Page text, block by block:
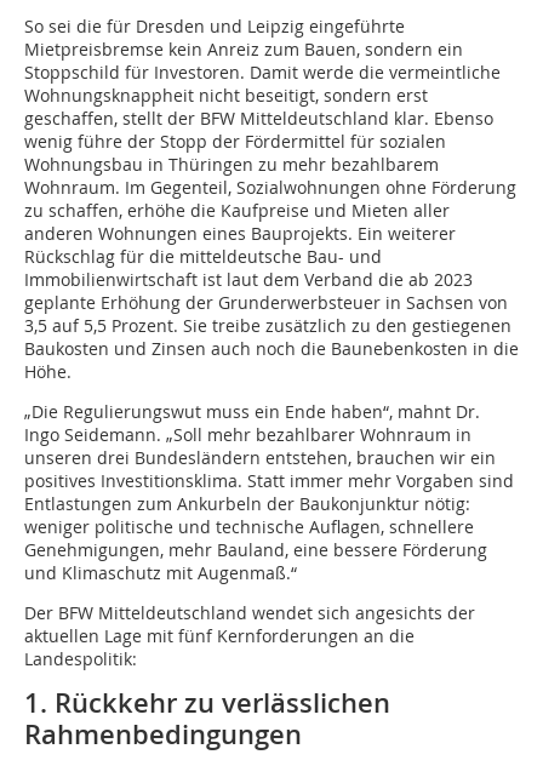
So sei die für Dresden und Leipzig eingeführte
Mietpreisbremse kein Anreiz zum Bauen, sondern ein
Stoppschild für Investoren. Damit werde die vermeintliche
Wohnungsknappheit nicht beseitigt, sondern erst
geschaffen, stellt der BFW Mitteldeutschland klar. Ebenso
wenig führe der Stopp der Fördermittel für sozialen
Wohnungsbau in Thüringen zu mehr bezahlbarem
Wohnraum. Im Gegenteil, Sozialwohnungen ohne Förderung
zu schaffen, erhöhe die Kaufpreise und Mieten aller
anderen Wohnungen eines Bauprojekts. Ein weiterer
Rückschlag für die mitteldeutsche Bau- und
Immobilienwirtschaft ist laut dem Verband die ab 2023
geplante Erhöhung der Grunderwerbsteuer in Sachsen von
3,5 auf 5,5 Prozent. Sie treibe zusätzlich zu den gestiegenen
Baukosten und Zinsen auch noch die Baunebenkosten in die
Höhe.
„Die Regulierungswut muss ein Ende haben“, mahnt Dr.
Ingo Seidemann. „Soll mehr bezahlbarer Wohnraum in
unseren drei Bundesländern entstehen, brauchen wir ein
positives Investitionsklima. Statt immer mehr Vorgaben sind
Entlastungen zum Ankurbeln der Baukonjunktur nötig:
weniger politische und technische Auflagen, schnellere
Genehmigungen, mehr Bauland, eine bessere Förderung
und Klimaschutz mit Augenmaß.“
Der BFW Mitteldeutschland wendet sich angesichts der
aktuellen Lage mit fünf Kernforderungen an die
Landespolitik:
1. Rückkehr zu verlässlichen
Rahmenbedingungen